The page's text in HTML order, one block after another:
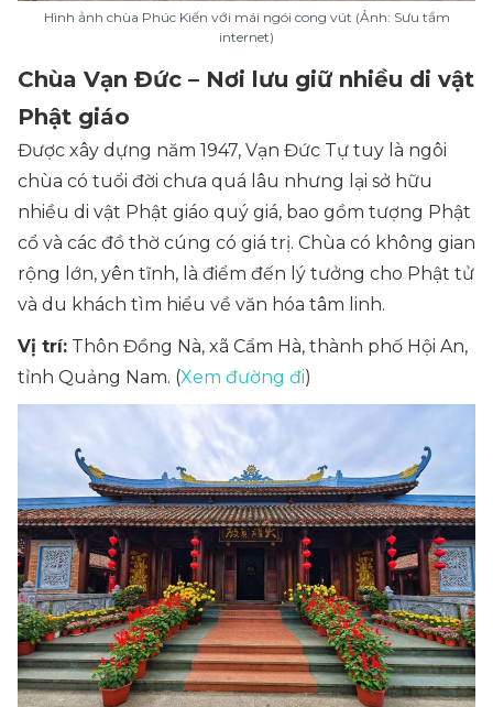
Hình ảnh chùa Phúc Kiến với mái ngói cong vút (Ảnh: Sưu tầm
internet)
Chùa Vạn Đức – Nơi lưu giữ nhiều di vật
Phật giáo
Được xây dựng năm 1947, Vạn Đức Tự tuy là ngôi
chùa có tuổi đời chưa quá lâu nhưng lại sở hữu
nhiều di vật Phật giáo quý giá, bao gồm tượng Phật
cổ và các đồ thờ cúng có giá trị. Chùa có không gian
rộng lớn, yên tĩnh, là điểm đến lý tưởng cho Phật tử
và du khách tìm hiểu về văn hóa tâm linh.
Vị trí: Thôn Đồng Nà, xã Cẩm Hà, thành phố Hội An,
tỉnh Quảng Nam. (Xem đường đi)